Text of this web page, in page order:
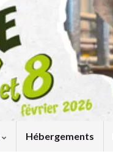
Hébergements